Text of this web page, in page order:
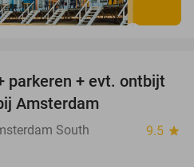
51%
parkeren + evt. ontbijt
Amsterdam
South 9.5 star